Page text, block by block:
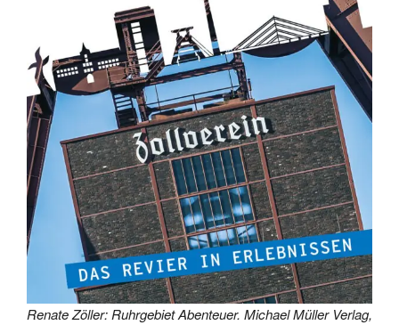
Renate Zöller: Ruhrgebiet Abenteuer. Michael Müller Verlag,